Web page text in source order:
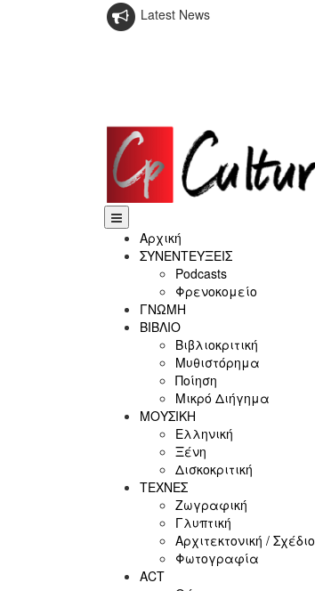
Latest News
Αρχική
ΣΥΝΕΝΤΕΥΞΕΙΣ
Podcasts
Φρενοκομείο
ΓΝΩΜΗ
ΒΙΒΛΙΟ
Βιβλιοκριτική
Μυθιστόρημα
Ποίηση
Μικρό Διήγημα
ΜΟΥΣΙΚΗ
Ελληνική
Ξένη
Δισκοκριτική
ΤΕΧΝΕΣ
Ζωγραφική
Γλυπτική
Αρχιτεκτονική / Σχέδιο
Φωτογραφία
ACT